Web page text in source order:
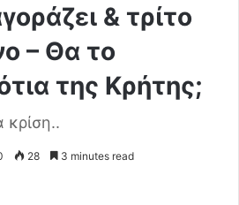
& τρίτο
– Θα το
της Κρήτης;
κρίση..
28 3 minutes read